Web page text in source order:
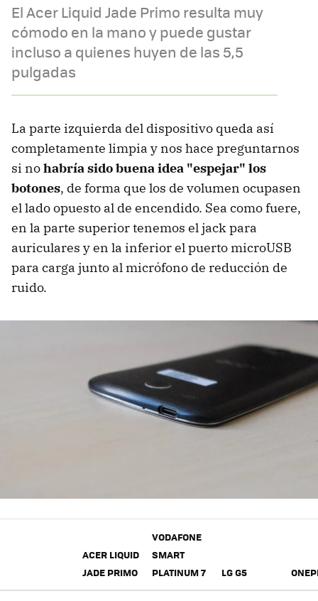
El Acer Liquid Jade Primo resulta muy
cómodo en la mano y puede gustar
incluso a quienes huyen de las 5,5
pulgadas
La parte izquierda del dispositivo queda así
completamente limpia y nos hace preguntarnos
si nohabría sido buena idea "espejar" los
botones, de forma que los de volumen ocupasen
el lado opuesto al de encendido. Sea como fuere,
en la parte superior tenemos el jack para
auriculares y en la inferior el puerto microUSB
para carga junto al micrófono de reducción de
ruido.
ACER LIQUID
JADE PRIMO
VODAFONE
SMART
PLATINUM 7
LG G5